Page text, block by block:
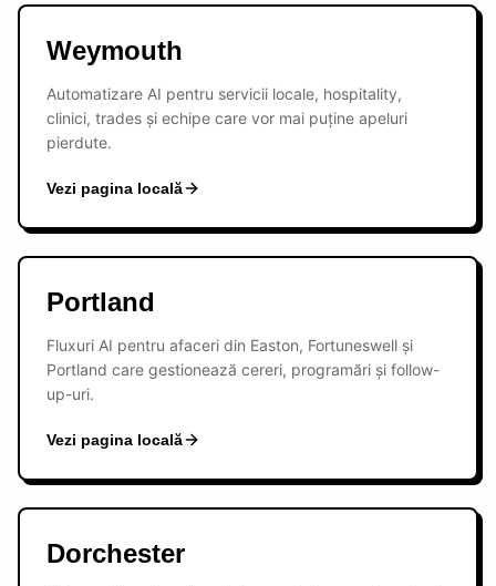
Weymouth
Automatizare AI pentru servicii locale, hospitality,
clinici, trades și echipe care vor mai puține apeluri
pierdute.
Vezi pagina locală
Portland
Fluxuri AI pentru afaceri din Easton, Fortuneswell și
Portland care gestionează cereri, programări și follow-
up-uri.
Vezi pagina locală
Dorchester